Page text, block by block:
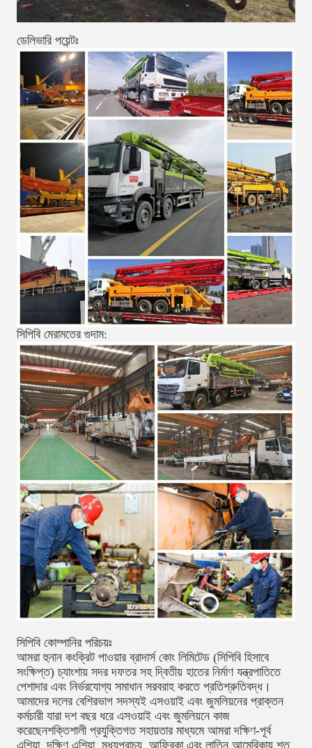
ডেলিভারি পয়েন্টঃ
সিপিবি মেরামতের গুদাম:
সিপিবি কোম্পানির পরিচয়ঃ
আমরা হুনান কংক্রিট পাওয়ার ব্রাদার্স কোং লিমিটেড (সিপিবি হিসাবে
সংক্ষিপ্ত) চ্যাংশায় সদর দফতর সহ দ্বিতীয় হাতের নির্মাণ যন্ত্রপাতিতে
পেশাদার এবং নির্ভরযোগ্য সমাধান সরবরাহ করতে প্রতিশ্রুতিবদ্ধ।
আমাদের দলের বেশিরভাগ সদস্যই এসওয়াই এবং জুমলিয়নের প্রাক্তন
কর্মচারী যারা দশ বছর ধরে এসওয়াই এবং জুমলিয়নে কাজ
করেছেনশক্তিশালী প্রযুক্তিগত সহায়তার মাধ্যমে আমরা দক্ষিণ-পূর্ব
এশিয়া, দক্ষিণ এশিয়া, মধ্যপ্রাচ্য, আফ্রিকা এবং লাতিন আমেরিকায় শত